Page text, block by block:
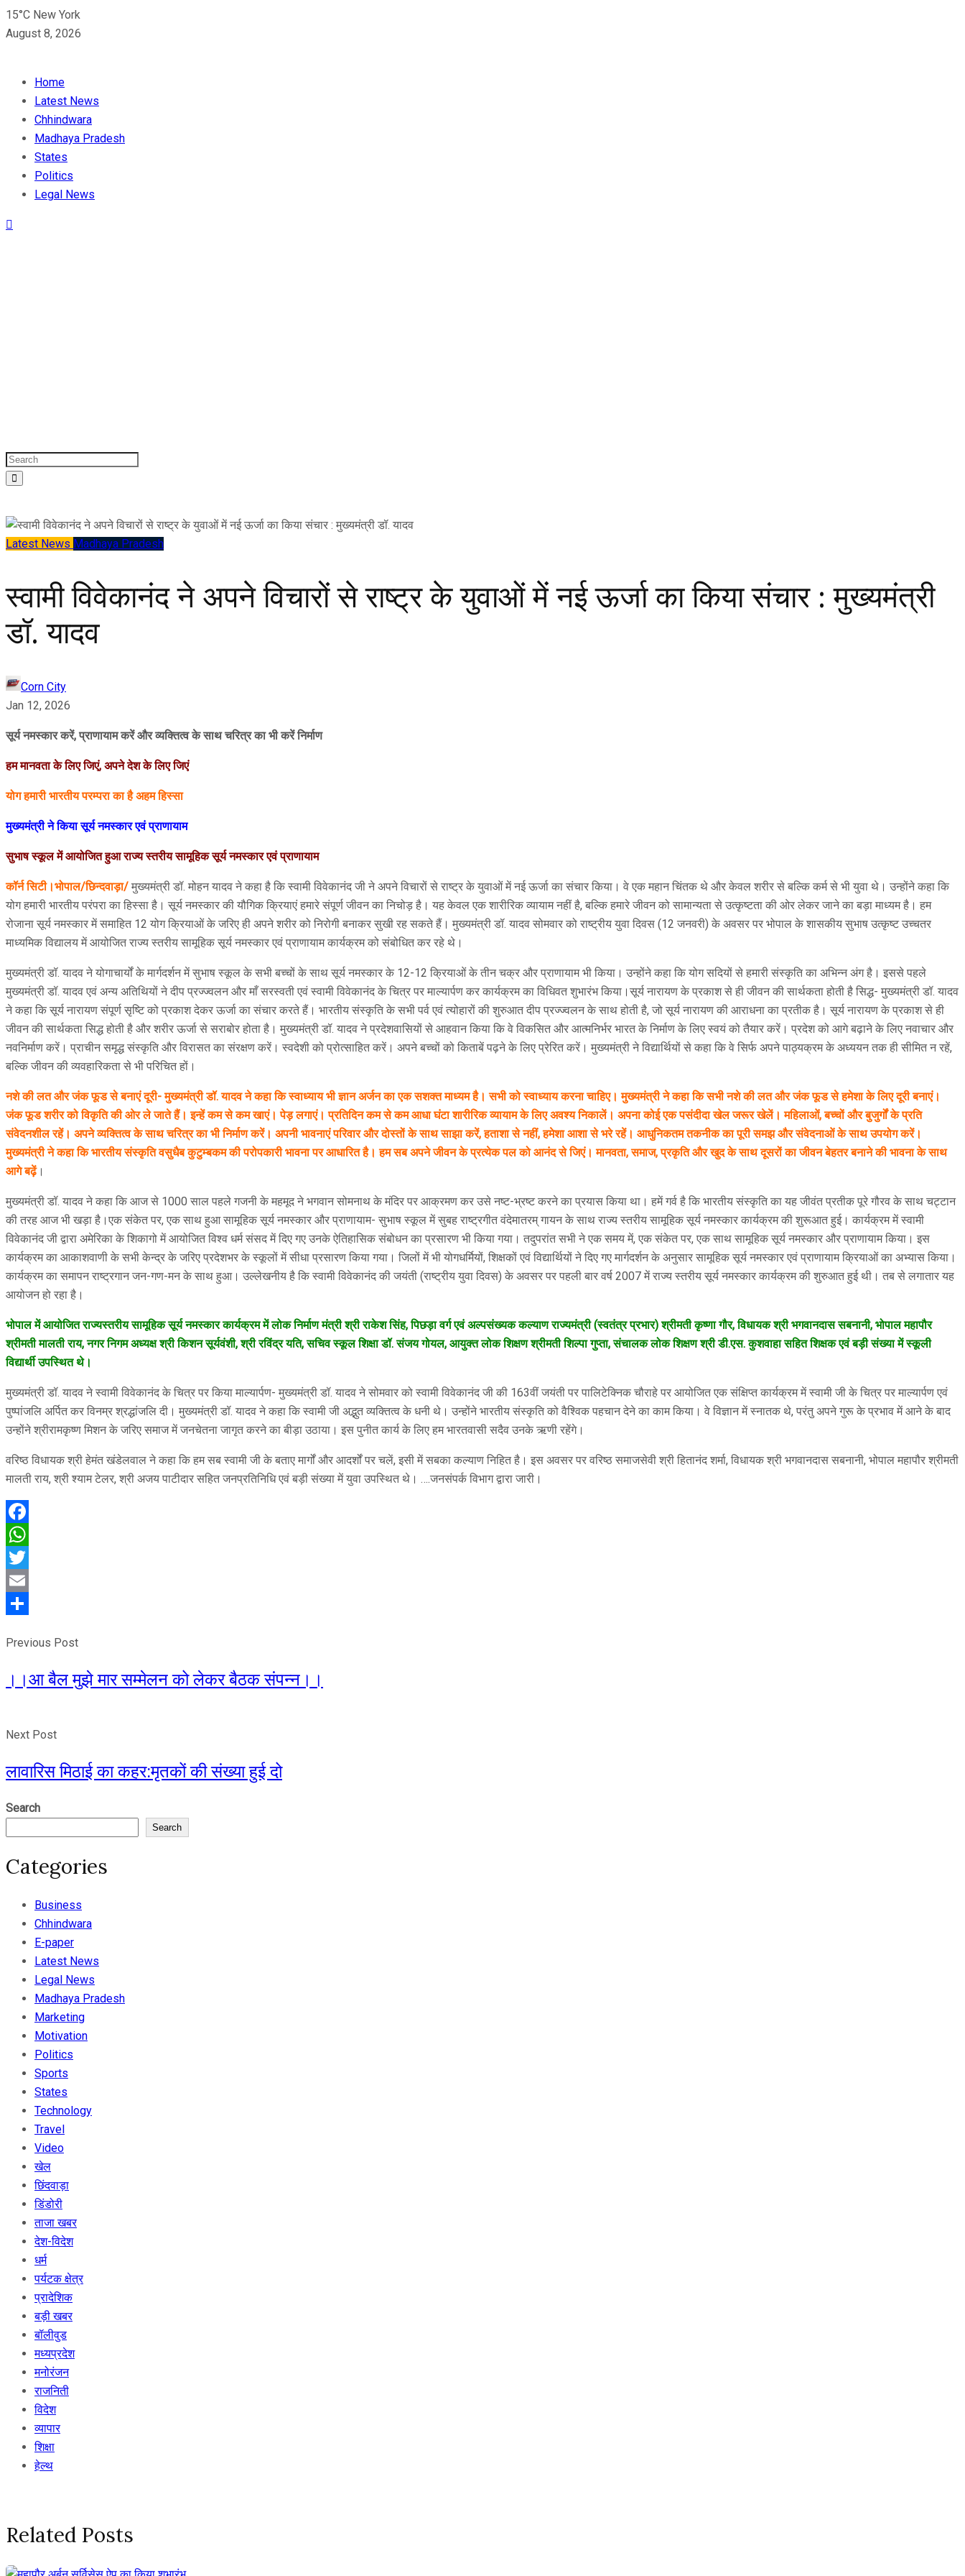
15°C New York
August 8, 2026
Home
Latest News
Chhindwara
Madhaya Pradesh
States
Politics
Legal News
Latest News Madhaya Pradesh
स्वामी विवेकानंद ने अपने विचारों से राष्ट्र के युवाओं में नई ऊर्जा का किया संचार : मुख्यमंत्री
डॉ. यादव
Corn City
Jan 12, 2026
सूर्य नमस्कार करें, प्राणायाम करें और व्यक्तित्व के साथ चरित्र का भी करें निर्माण
हम मानवता के लिए जिएं, अपने देश के लिए जिएं
योग हमारी भारतीय परम्परा का है अहम हिस्सा
मुख्यमंत्री ने किया सूर्य नमस्कार एवं प्राणायाम
सुभाष स्कूल में आयोजित हुआ राज्य स्तरीय सामूहिक सूर्य नमस्कार एवं प्राणायाम
कॉर्न सिटी।भोपाल/छिन्‍दवाड़ा/ मुख्यमंत्री डॉ. मोहन यादव ने कहा है कि स्वामी विवेकानंद जी ने अपने विचारों से राष्ट्र के युवाओं में नई ऊर्जा का संचार किया। वे एक महान चिंतक थे और केवल शरीर से बल्कि कर्म से भी युवा थे। उन्होंने कहा कि
योग हमारी भारतीय परंपरा का हिस्सा है। सूर्य नमस्कार की यौगिक क्रियाएं हमारे संपूर्ण जीवन का निचोड़ है। यह केवल एक शारीरिक व्यायाम नहीं है, बल्कि हमारे जीवन को सामान्यता से उत्कृष्टता की ओर लेकर जाने का बड़ा माध्यम है। हम
रोजाना सूर्य नमस्कार में समाहित 12 योग क्रियाओं के जरिए ही अपने शरीर को निरोगी बनाकर सुखी रह सकते हैं। मुख्यमंत्री डॉ. यादव सोमवार को राष्ट्रीय युवा दिवस (12 जनवरी) के अवसर पर भोपाल के शासकीय सुभाष उत्कृष्ट उच्चतर
माध्यमिक विद्यालय में आयोजित राज्य स्तरीय सामूहिक सूर्य नमस्कार एवं प्राणायाम कार्यक्रम को संबोधित कर रहे थे।
मुख्यमंत्री डॉ. यादव ने योगाचार्यों के मार्गदर्शन में सुभाष स्कूल के सभी बच्चों के साथ सूर्य नमस्कार के 12-12 क्रियाओं के तीन चक्र और प्राणायाम भी किया। उन्होंने कहा कि योग सदियों से हमारी संस्कृति का अभिन्न अंग है। इससे पहले
मुख्यमंत्री डॉ. यादव एवं अन्य अतिथियों ने दीप प्रज्ज्वलन और माँ सरस्वती एवं स्वामी विवेकानंद के चित्र पर माल्यार्पण कर कार्यक्रम का विधिवत शुभारंभ किया।सूर्य नारायण के प्रकाश से ही जीवन की सार्थकता होती है सिद्ध- मुख्यमंत्री डॉ. यादव
ने कहा कि सूर्य नारायण संपूर्ण सृष्टि को प्रकाश देकर ऊर्जा का संचार करते हैं। भारतीय संस्कृति के सभी पर्व एवं त्योहारों की शुरुआत दीप प्रज्ज्वलन के साथ होती है, जो सूर्य नारायण की आराधना का प्रतीक है। सूर्य नारायण के प्रकाश से ही
जीवन की सार्थकता सिद्ध होती है और शरीर ऊर्जा से सराबोर होता है। मुख्यमंत्री डॉ. यादव ने प्रदेशवासियों से आहवान किया कि वे विकसित और आत्मनिर्भर भारत के निर्माण के लिए स्वयं को तैयार करें। प्रदेश को आगे बढ़ाने के लिए नवाचार और
नवनिर्माण करें। प्राचीन समृद्ध संस्कृति और विरासत का संरक्षण करें। स्वदेशी को प्रोत्साहित करें। अपने बच्चों को किताबें पढ़ने के लिए प्रेरित करें। मुख्यमंत्री ने विद्यार्थियों से कहा कि वे सिर्फ अपने पाठ्यक्रम के अध्ययन तक ही सीमित न रहें,
बल्कि जीवन की व्यवहारिकता से भी परिचित हों।
नशे की लत और जंक फूड से बनाएं दूरी- मुख्यमंत्री डॉ. यादव ने कहा कि स्वाध्याय भी ज्ञान अर्जन का एक सशक्त माध्यम है। सभी को स्वाध्याय करना चाहिए। मुख्यमंत्री ने कहा कि सभी नशे की लत और जंक फूड से हमेशा के लिए दूरी बनाएं।
जंक फूड शरीर को विकृति की ओर ले जाते हैं। इन्हें कम से कम खाएं। पेड़ लगाएं। प्रतिदिन कम से कम आधा घंटा शारीरिक व्यायाम के लिए अवश्य निकालें। अपना कोई एक पसंदीदा खेल जरूर खेलें। महिलाओं, बच्चों और बुजुर्गों के प्रति
संवेदनशील रहें। अपने व्यक्तित्व के साथ चरित्र का भी निर्माण करें। अपनी भावनाएं परिवार और दोस्तों के साथ साझा करें, हताशा से नहीं, हमेशा आशा से भरे रहें। आधुनिकतम तकनीक का पूरी समझ और संवेदनाओं के साथ उपयोग करें।
मुख्यमंत्री ने कहा कि भारतीय संस्कृति वसुधैब कुटुम्बकम की परोपकारी भावना पर आधारित है। हम सब अपने जीवन के प्रत्येक पल को आनंद से जिएं। मानवता, समाज, प्रकृति और खुद के साथ दूसरों का जीवन बेहतर बनाने की भावना के साथ
आगे बढ़ें।
मुख्यमंत्री डॉ. यादव ने कहा कि आज से 1000 साल पहले गजनी के महमूद ने भगवान सोमनाथ के मंदिर पर आक्रमण कर उसे नष्ट-भ्रष्ट करने का प्रयास किया था। हमें गर्व है कि भारतीय संस्कृति का यह जीवंत प्रतीक पूरे गौरव के साथ चट्टान
की तरह आज भी खड़ा है।एक संकेत पर, एक साथ हुआ सामूहिक सूर्य नमस्कार और प्राणायाम- सुभाष स्कूल में सुबह राष्ट्रगीत वंदेमातरम् गायन के साथ राज्य स्तरीय सामूहिक सूर्य नमस्कार कार्यक्रम की शुरूआत हुई। कार्यक्रम में स्वामी
विवेकानंद जी द्वारा अमेरिका के शिकागो में आयोजित विश्व धर्म संसद में दिए गए उनके ऐतिहासिक संबोधन का प्रसारण भी किया गया। तदुपरांत सभी ने एक समय में, एक संकेत पर, एक साथ सामूहिक सूर्य नमस्कार और प्राणायाम किया। इस
कार्यक्रम का आकाशवाणी के सभी केन्द्र के जरिए प्रदेशभर के स्कूलों में सीधा प्रसारण किया गया। जिलों में भी योगधर्मियों, शिक्षकों एवं विद्यार्थियों ने दिए गए मार्गदर्शन के अनुसार सामूहिक सूर्य नमस्कार एवं प्राणायाम क्रियाओं का अभ्यास किया।
कार्यक्रम का समापन राष्ट्रगान जन-गण-मन के साथ हुआ। उल्लेखनीय है कि स्वामी विवेकानंद की जयंती (राष्ट्रीय युवा दिवस) के अवसर पर पहली बार वर्ष 2007 में राज्य स्तरीय सूर्य नमस्कार कार्यक्रम की शुरुआत हुई थी। तब से लगातार यह
आयोजन हो रहा है।
भोपाल में आयोजित राज्यस्तरीय सामूहिक सूर्य नमस्कार कार्यक्रम में लोक निर्माण मंत्री श्री राकेश सिंह, पिछड़ा वर्ग एवं अल्पसंख्यक कल्याण राज्यमंत्री (स्वतंत्र प्रभार) श्रीमती कृष्णा गौर, विधायक श्री भगवानदास सबनानी, भोपाल महापौर
श्रीमती मालती राय, नगर निगम अध्यक्ष श्री किशन सूर्यवंशी, श्री रविंद्र यति, सचिव स्कूल शिक्षा डॉ. संजय गोयल, आयुक्त लोक शिक्षण श्रीमती शिल्पा गुप्ता, संचालक लोक शिक्षण श्री डी.एस. कुशवाहा सहित शिक्षक एवं बड़ी संख्या में स्कूली
विद्यार्थी उपस्थित थे।
मुख्यमंत्री डॉ. यादव ने स्वामी विवेकानंद के चित्र पर किया माल्यार्पण- मुख्यमंत्री डॉ. यादव ने सोमवार को स्वामी विवेकानंद जी की 163वीं जयंती पर पालिटेक्निक चौराहे पर आयोजित एक संक्षिप्त कार्यक्रम में स्वामी जी के चित्र पर माल्यार्पण एवं
पुष्पांजलि अर्पित कर विनम्र श्रद्धांजलि दी। मुख्यमंत्री डॉ. यादव ने कहा कि स्वामी जी अद्भुत व्यक्तित्व के धनी थे। उन्होंने भारतीय संस्कृति को वैश्विक पहचान देने का काम किया। वे विज्ञान में स्नातक थे, परंतु अपने गुरू के प्रभाव में आने के बाद
उन्होंने श्रीरामकृष्ण मिशन के जरिए समाज में जनचेतना जागृत करने का बीड़ा उठाया। इस पुनीत कार्य के लिए हम भारतवासी सदैव उनके ऋणी रहेंगे।
वरिष्ठ विधायक श्री हेमंत खंडेलवाल ने कहा कि हम सब स्वामी जी के बताए मार्गों और आदर्शों पर चलें, इसी में सबका कल्याण निहित है। इस अवसर पर वरिष्ठ समाजसेवी श्री हितानंद शर्मा, विधायक श्री भगवानदास सबनानी, भोपाल महापौर श्रीमती
मालती राय, श्री श्याम टेलर, श्री अजय पाटीदार सहित जनप्रतिनिधि एवं बड़ी संख्या में युवा उपस्थित थे। ….जनसंपर्क विभाग द्वारा जारी।
Facebook
WhatsApp
Twitter
Email
Previous Post
।।आ बैल मुझे मार सम्मेलन को लेकर बैठक संपन्न।।
Next Post
लावारिस मिठाई का कहर:मृतकों की संख्या हुई दो
Search
Search
Categories
Business
Chhindwara
E-paper
Latest News
Legal News
Madhaya Pradesh
Marketing
Motivation
Politics
Sports
States
Technology
Travel
Video
खेल
छिंदवाड़ा
डिंडोरी
ताजा खबर
देश-विदेश
धर्म
पर्यटक क्षेत्र
प्रादेशिक
बड़ी खबर
बॉलीवुड
मध्यप्रदेश
मनोरंजन
राजनिती
विदेश
व्यापार
शिक्षा
हेल्थ
Related Posts